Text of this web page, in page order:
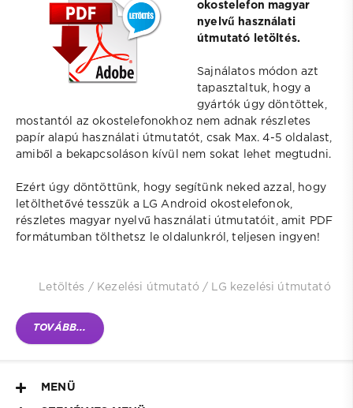
okostelefon magyar
nyelvű használati
útmutató letöltés.
Sajnálatos módon azt
tapasztaltuk, hogy a
gyártók úgy döntöttek,
mostantól az okostelefonokhoz nem adnak részletes
papír alapú használati útmutatót, csak Max. 4-5 oldalast,
amiből a bekapcsoláson kívül nem sokat lehet megtudni.
Ezért úgy döntöttünk, hogy segítünk neked azzal, hogy
letölthetővé tesszük a LG Android okostelefonok,
részletes magyar nyelvű használati útmutatóit, amit PDF
formátumban tölthetsz le oldalunkról, teljesen ingyen!
Letöltés / Kezelési útmutató / LG kezelési útmutató
TOVÁBB...
MENÜ